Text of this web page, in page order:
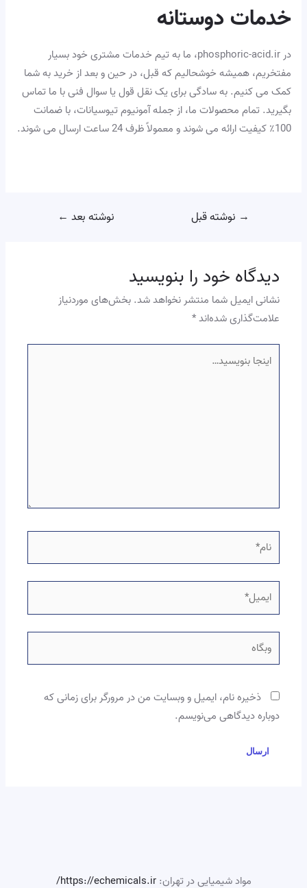
خدمات دوستانه
در phosphoric-acid.ir، ما به تیم خدمات مشتری خود بسیار
مفتخریم، همیشه خوشحالیم که قبل، در حین و بعد از خرید به شما
کمک می کنیم. به سادگی برای یک نقل قول یا سوال فنی با ما تماس
بگیرید. تمام محصولات ما، از جمله آمونیوم تیوسیانات، با ضمانت
100٪ کیفیت ارائه می شوند و معمولاً ظرف 24 ساعت ارسال می شوند.
→ نوشته قبل نوشته بعد ←
دیدگاه‌ خود را بنویسید
نشانی ایمیل شما منتشر نخواهد شد. بخش‌های موردنیاز
علامت‌گذاری شده‌اند*
بنویسید…
ایمیل*
وبگاه
ذخیره نام، ایمیل و وبسایت من در مرورگر برای زمانی که
دوباره دیدگاهی می‌نویسم.
مواد شیمیایی در تهران:https://echemicals.ir/